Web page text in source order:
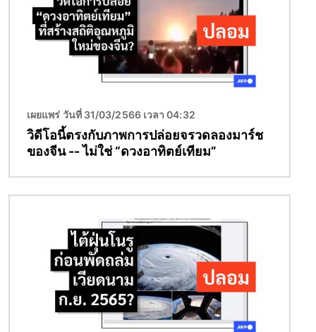
เผยแพร่ วันที่ 31/03/2566 เวลา 04:32
วิดีโอนี้ตรงกับภาพการปล่อยจรวดลองมาร์ช
ของจีน -- ไม่ใช่ “ดวงอาทิตย์เทียม”